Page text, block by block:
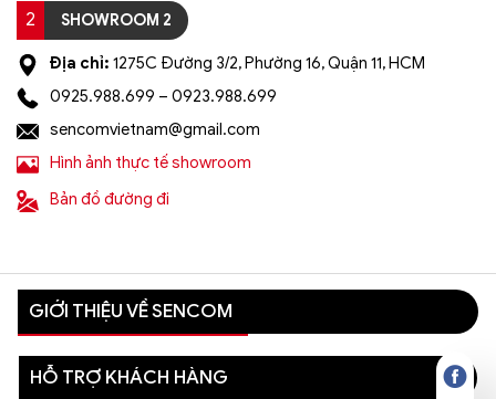
2 SHOWROOM 2
Địa chỉ: 1275C Đường 3/2, Phường 16, Quận 11, HCM
0925.988.699 – 0923.988.699
sencomvietnam@gmail.com
Hình ảnh thực tế showroom
Bản đồ đường đi
GIỚI THIỆU VỀ SENCOM
HỖ TRỢ KHÁCH HÀNG